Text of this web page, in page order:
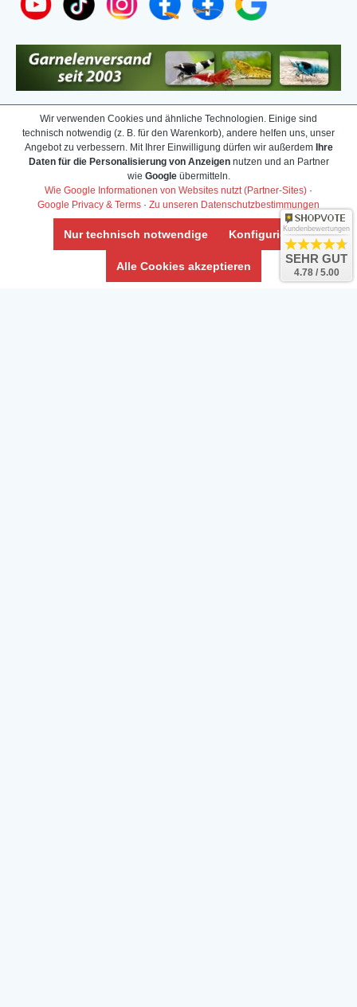
Wir verwenden Cookies und ähnliche Technologien. Einige sind
technisch notwendig (z. B. für den Warenkorb), andere helfen uns, unser
Angebot zu verbessern. Mit Ihrer Einwilligung dürfen wir außerdem Ihre
Daten für die Personalisierung von Anzeigennutzen und an Partner
wie Googleübermitteln.
Wie Google Informationen von Websites nutzt (Partner-Sites) ·
Google Privacy & Terms · Zu unseren Datenschutzbestimmungen
Nur technisch notwendige Konfigurieren
Alle Cookies akzeptieren
Kundenbewertungen
SEHR GUT
4.78 / 5.00